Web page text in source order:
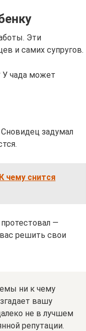
Эти
и самих супругов.
У чада может
задумал
чему снится
—
решить свои
ни к чему
вашу
не в лучшем
репутации.